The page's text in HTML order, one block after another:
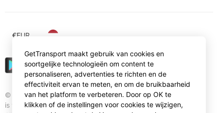
© Gettransport International Limited. GetTransport®
is trademark of Gettransport International Limited.
€EUR
GetTransport maakt gebruik van cookies en
soortgelijke technologieën om content te
personaliseren, advertenties te richten en de
effectiviteit ervan te meten, en om de bruikbaarheid
van het platform te verbeteren. Door op OK te
klikken of de instellingen voor cookies te wijzigen,